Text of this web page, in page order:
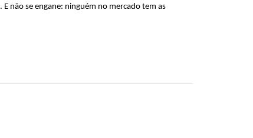
não se engane: ninguém no mercado tem as